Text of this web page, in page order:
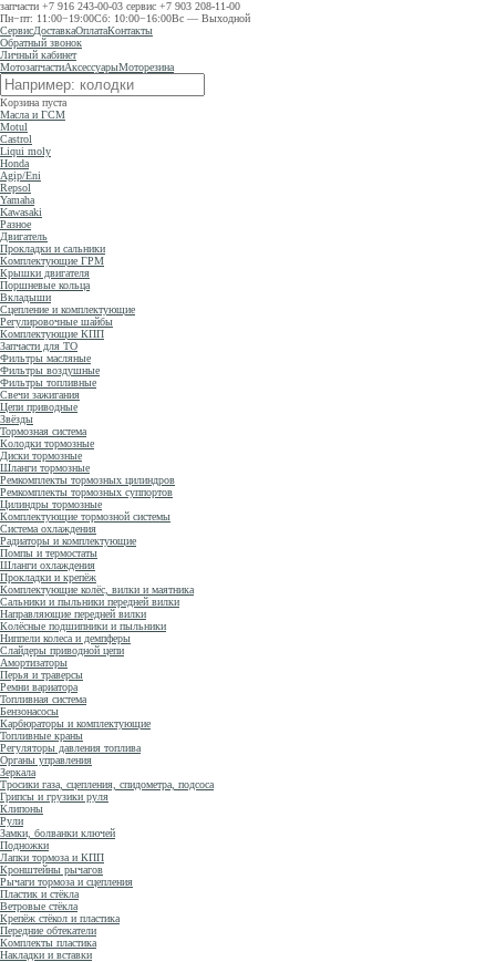
запчасти +7 916 243-00-03 сервис +7 903 208-11-00
Пн−пт: 11:00−19:00Сб: 10:00−16:00Вс — Выходной
СервисДоставкаОплатаКонтакты
Обратный звонок
Личный кабинет
МотозапчастиАксессуарыМоторезина
Корзина пуста
Масла и ГСМ
Motul
Castrol
Liqui moly
Honda
Agip/Eni
Repsol
Yamaha
Kawasaki
Разное
Двигатель
Прокладки и сальники
Комплектующие ГРМ
Крышки двигателя
Поршневые кольца
Вкладыши
Сцепление и комплектующие
Регулировочные шайбы
Комплектующие КПП
Запчасти для ТО
Фильтры масляные
Фильтры воздушные
Фильтры топливные
Свечи зажигания
Цепи приводные
Звёзды
Тормозная система
Колодки тормозные
Диски тормозные
Шланги тормозные
Ремкомплекты тормозных цилиндров
Ремкомплекты тормозных суппортов
Цилиндры тормозные
Комплектующие тормозной системы
Система охлаждения
Радиаторы и комплектующие
Помпы и термостаты
Шланги охлаждения
Прокладки и крепёж
Комплектующие колёс, вилки и маятника
Сальники и пыльники передней вилки
Направляющие передней вилки
Колёсные подшипники и пыльники
Ниппели колеса и демпферы
Слайдеры приводной цепи
Амортизаторы
Перья и траверсы
Ремни вариатора
Топливная система
Бензонасосы
Карбюраторы и комплектующие
Топливные краны
Регуляторы давления топлива
Органы управления
Зеркала
Тросики газа, сцепления, спидометра, подсоса
Грипсы и грузики руля
Клипоны
Рули
Замки, болванки ключей
Подножки
Лапки тормоза и КПП
Кронштейны рычагов
Рычаги тормоза и сцепления
Пластик и стёкла
Ветровые стёкла
Крепёж стёкол и пластика
Передние обтекатели
Комплекты пластика
Накладки и вставки